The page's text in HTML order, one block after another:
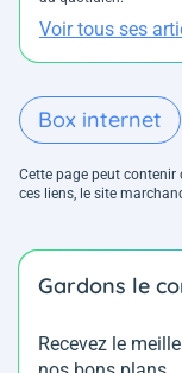
Voir tous ses
Box internet
Cette page peut contenir
ces liens, le site
Gardons le
Recevez le